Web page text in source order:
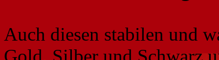
Auch diesen stabilen und
Gold, Silber und Schwarz